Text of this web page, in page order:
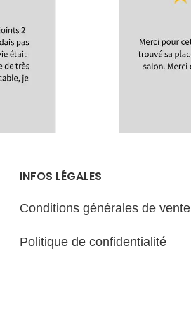
INFOS LÉGALES
Conditions générales de vente
Politique de confidentialité